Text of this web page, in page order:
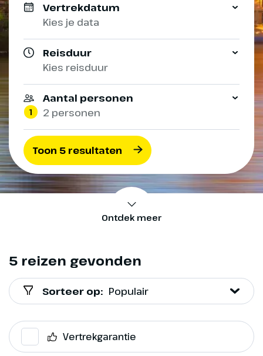
Ontdek meer
Vertrekdatum
Kies je data
Reisduur
Kies reisduur
Aantal personen
1 2 personen
Toon 5 resultaten
5 reizen gevonden
Sorteer op: Populair
Vertrekgarantie